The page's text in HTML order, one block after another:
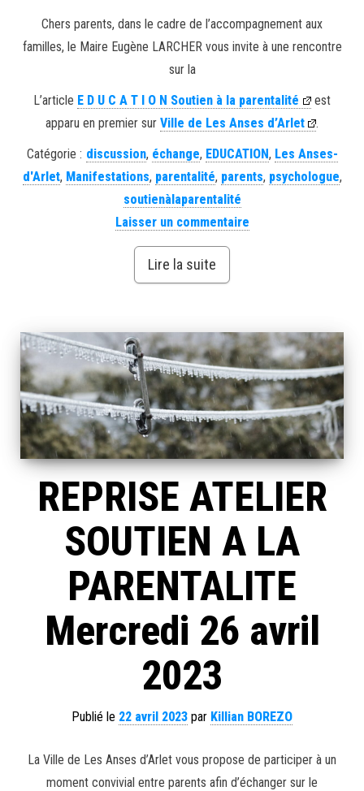
Chers parents, dans le cadre de l’accompagnement aux
familles, le Maire Eugène LARCHER vous invite à une rencontre
sur la
L’article E D U C A T I O N Soutien à la parentalité
est
apparu en premier sur Ville de Les Anses d’Arlet
.
Catégorie : discussion, échange, EDUCATION, Les Anses-
d'Arlet, Manifestations, parentalité, parents, psychologue,
soutienàlaparentalité
Laisser un commentaire
Lire la suite
REPRISE ATELIER
SOUTIEN A LA
PARENTALITE
Mercredi 26 avril
2023
Publié le 22 avril 2023 par Killian BOREZO
La Ville de Les Anses d’Arlet vous propose de participer à un
moment convivial entre parents afin d’échanger sur le